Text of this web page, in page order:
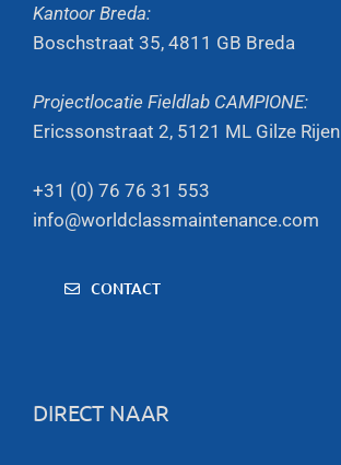
Kantoor Breda:
Boschstraat 35, 4811 GB Breda
Projectlocatie Fieldlab CAMPIONE:
Ericssonstraat 2, 5121 ML Gilze Rijen
+31 (0) 76 76 31 553
info@worldclassmaintenance.com
CONTACT
DIRECT NAAR